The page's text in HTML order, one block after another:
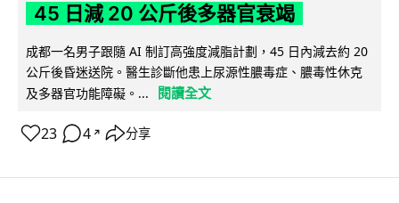
45 日減 20 公斤後多器官衰竭
成都一名男子跟隨 AI 制訂高強度減脂計劃，45 日內減去約 20
公斤後昏迷送院。醫生診斷他患上尿源性膿毒症、膿毒性休克
及多器官功能障礙。...
閱讀全文
23 4 ↗ 分享